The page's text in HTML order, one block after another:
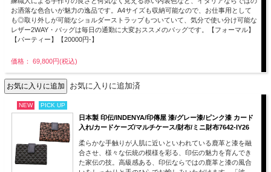
お洒落な色合いが魅力の逸品です。A4サイズも収納可能なので、お仕事用として
も◎取り外しが可能なショルダーストラップもついていて、気分で使い分け可能な
レザー2WAY・バッグは毎日の通勤に大変おススメのバッグです。【フォーマル】
【パーティー】【20000円-】
価格： 69,800円(税込)
お気に入りに追加済
NEW PICK UP
日本製 印伝/INDENYA/印傳屋 漆/グレー漆/ピンク漆 カード
入れ/カードケーズ/マルチケース/財布/ミニ財布7642-IY26
柔らかな手触りが人肌に近いといわれている鹿革と漆を融
合させ、様々な伝統の模様を彩る、印伝の魅力を育んでき
た家伝の技。高級感ある、印伝ならではの鹿革と漆の風合